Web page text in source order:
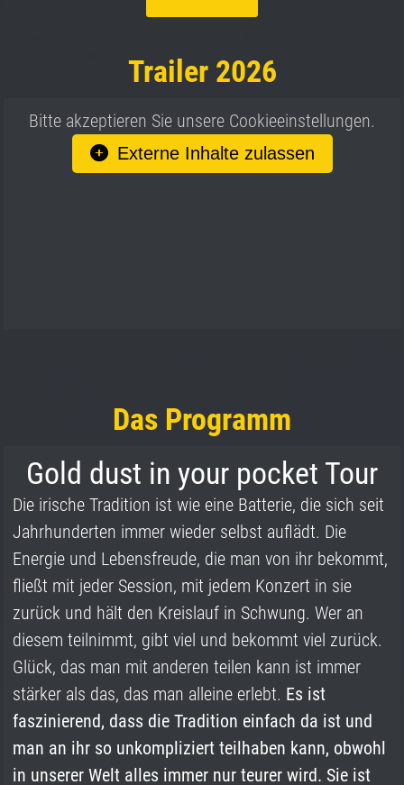
Trailer 2026
Bitte akzeptieren Sie unsere Cookieeinstellungen.
Externe Inhalte zulassen
Das Programm
Gold dust in your pocket Tour
Die irische Tradition ist wie eine Batterie, die sich seit
Jahrhunderten immer wieder selbst auflädt. Die
Energie und Lebensfreude, die man von ihr bekommt,
fließt mit jeder Session, mit jedem Konzert in sie
zurück und hält den Kreislauf in Schwung. Wer an
diesem teilnimmt, gibt viel und bekommt viel zurück.
Glück, das man mit anderen teilen kann ist immer
stärker als das, das man alleine erlebt. Es ist
faszinierend, dass die Tradition einfach da ist und
man an ihr so unkompliziert teilhaben kann, obwohl
in unserer Welt alles immer nur teurer wird. Sie ist